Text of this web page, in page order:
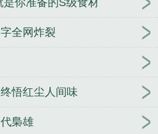
蟹什么鬼？》是佚名精心创
饭店帝王蟹什么鬼动漫
帝王
帝王
海鲜自助帝王蟹随便吃
帝
你准备的S级食材
全网炸裂
悟红尘人间味
梟雄